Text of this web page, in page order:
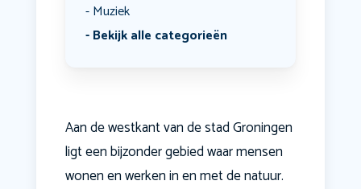
Muziek
Bekijk alle categorieën
Aan de westkant van de stad Groningen
ligt een bijzonder gebied waar mensen
wonen en werken in en met de natuur.